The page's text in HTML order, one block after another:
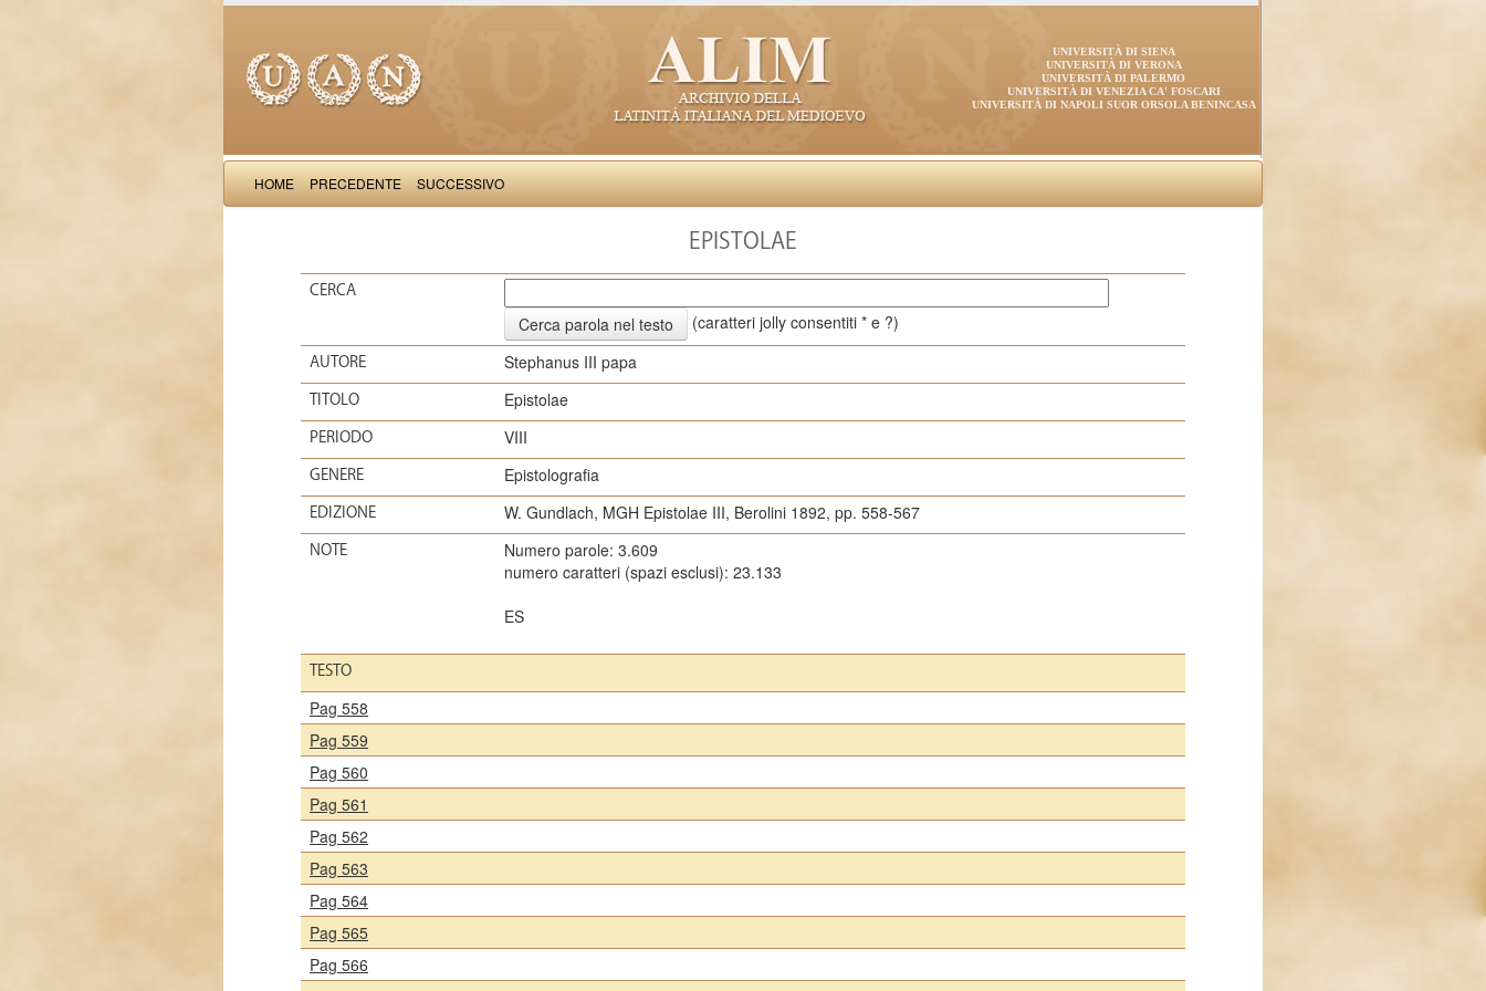
UNIVERSITÀ DI SIENA
UNIVERSITÀ DI VERONA
UNIVERSITÀ DI PALERMO
UNIVERSITÀ DI VENEZIA CA' FOSCARI
UNIVERSITÀ DI NAPOLI SUOR ORSOLA BENINCASA
HOME PRECEDENTE SUCCESSIVO
EPISTOLAE
CERCA
(caratteri jolly consentiti * e ?)
AUTORE Stephanus III papa
TITOLO Epistolae
PERIODO VIII
GENERE Epistolografia
EDIZIONE W. Gundlach, MGH Epistolae III, Berolini 1892, pp. 558-567
NOTE
Numero parole: 3.609
numero caratteri (spazi esclusi): 23.133
ES
TESTO
Pag 558
Pag 559
Pag 560
Pag 561
Pag 562
Pag 563
Pag 564
Pag 565
Pag 566